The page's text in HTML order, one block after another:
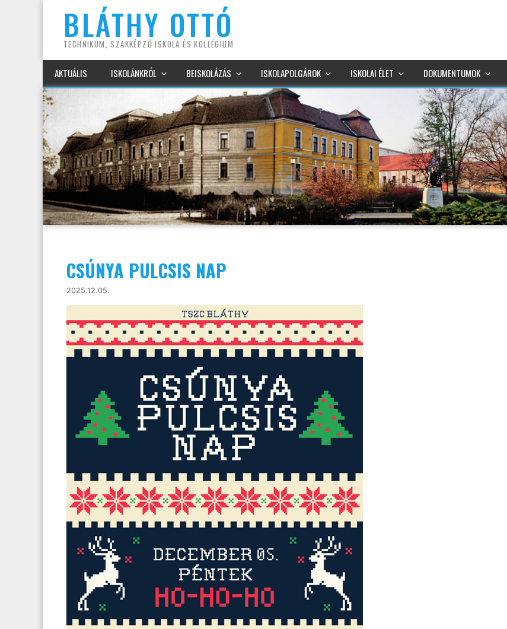
BLÁTHY OTTÓ
TECHNIKUM, SZAKKÉPZŐ ISKOLA ÉS KOLLÉGIUM
AKTUÁLIS ISKOLÁNKRÓL BEISKOLÁZÁS ISKOLAPOLGÁROK ISKOLAI ÉLET DOKUMENTUMOK
CSÚNYA PULCSIS NAP
2025.12.05.